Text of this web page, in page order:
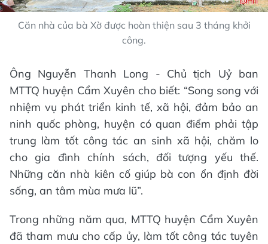
Căn nhà của bà Xờ được hoàn thiện sau 3 tháng khởi
công.
Ông Nguyễn Thanh Long - Chủ tịch Uỷ ban
MTTQ huyện Cẩm Xuyên cho biết: “Song song với
nhiệm vụ phát triển kinh tế, xã hội, đảm bảo an
ninh quốc phòng, huyện có quan điểm phải tập
trung làm tốt công tác an sinh xã hội, chăm lo
cho gia đình chính sách, đối tượng yếu thế.
Những căn nhà kiên cố giúp bà con ổn định đời
sống, an tâm mùa mưa lũ”.
Trong những năm qua, MTTQ huyện Cẩm Xuyên
đã tham mưu cho cấp ủy, làm tốt công tác tuyên